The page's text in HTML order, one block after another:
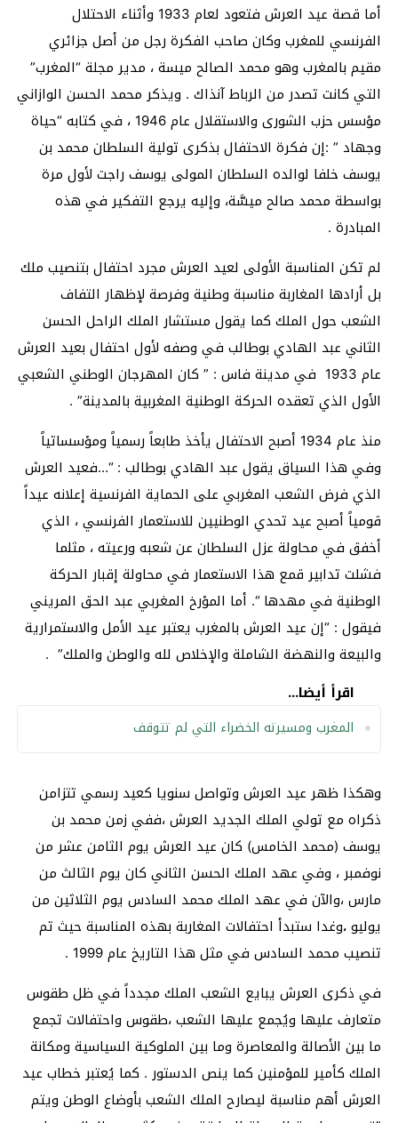
أما قصة عيد العرش فتعود لعام 1933 وأثناء الاحتلال
الفرنسي للمغرب وكان صاحب الفكرة رجل من أصل جزائري
مقيم بالمغرب وهو محمد الصالح ميسة ، مدير مجلة “المغرب”
التي كانت تصدر من الرباط آنذاك . ويذكر محمد الحسن الوازاني
مؤسس حزب الشورى والاستقلال عام 1946 ، في كتابه “حياة
وجهاد ” :إن فكرة الاحتفال بذكرى تولية السلطان محمد بن
يوسف خلفا لوالده السلطان المولى يوسف راجت لأول مرة
بواسطة محمد صالح ميسَّة، وإليه يرجع التفكير في هذه
المبادرة .
لم تكن المناسبة الأولى لعيد العرش مجرد احتفال بتنصيب ملك
بل أرادها المغاربة مناسبة وطنية وفرصة لإظهار التفاف
الشعب حول الملك كما يقول مستشار الملك الراحل الحسن
الثاني عبد الهادي بوطالب في وصفه لأول احتفال بعيد العرش
عام 1933 في مدينة فاس : ” كان المهرجان الوطني الشعبي
الأول الذي تعقده الحركة الوطنية المغربية بالمدينة” .
منذ عام 1934 أصبح الاحتفال يأخذ طابعاً رسمياً ومؤسساتياً
وفي هذا السياق يقول عبد الهادي بوطالب : “…فعيد العرش
الذي فرض الشعب المغربي على الحماية الفرنسية إعلانه عيداً
قومياً أصبح عيد تحدي الوطنيين للاستعمار الفرنسي ، الذي
أخفق في محاولة عزل السلطان عن شعبه ورعيته ، مثلما
فشلت تدابير قمع هذا الاستعمار في محاولة إقبار الحركة
الوطنية في مهدها “. أما المؤرخ المغربي عبد الحق المريني
فيقول : “إن عيد العرش بالمغرب يعتبر عيد الأمل والاستمرارية
والبيعة والنهضة الشاملة والإخلاص لله والوطن والملك” .
اقرأ أيضا...
المغرب ومسيرته الخضراء التي لم تتوقف
وهكذا ظهر عيد العرش وتواصل سنويا كعيد رسمي تتزامن
ذكراه مع تولي الملك الجديد العرش ،ففي زمن محمد بن
يوسف (محمد الخامس) كان عيد العرش يوم الثامن عشر من
نوفمبر ، وفي عهد الملك الحسن الثاني كان يوم الثالث من
مارس ،والآن في عهد الملك محمد السادس يوم الثلاثين من
يوليو ،وغدا ستبدأ احتفالات المغاربة بهذه المناسبة حيث تم
تنصيب محمد السادس في مثل هذا التاريخ عام 1999 .
في ذكرى العرش يبايع الشعب الملك مجدداً في ظل طقوس
متعارف عليها ويُجمع عليها الشعب ،طقوس واحتفالات تجمع
ما بين الأصالة والمعاصرة وما بين الملوكية السياسية ومكانة
الملك كأمير للمؤمنين كما ينص الدستور . كما يُعتبر خطاب عيد
العرش أهم مناسبة ليصارح الملك الشعب بأوضاع الوطن ويتم